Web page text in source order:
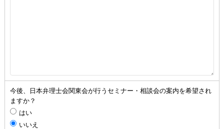
今後、日本弁理士会関東会が行うセミナー・相談会の案内を希望され
ますか？
はい
いいえ